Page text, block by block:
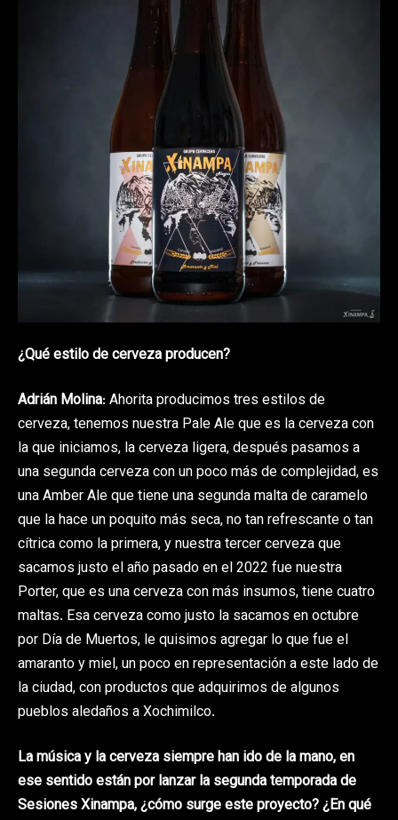
¿Qué estilo de cerveza producen?
Adrián Molina: Ahorita producimos tres estilos de
cerveza, tenemos nuestra Pale Ale que es la cerveza con
la que iniciamos, la cerveza ligera, después pasamos a
una segunda cerveza con un poco más de complejidad, es
una Amber Ale que tiene una segunda malta de caramelo
que la hace un poquito más seca, no tan refrescante o tan
cítrica como la primera, y nuestra tercer cerveza que
sacamos justo el año pasado en el 2022 fue nuestra
Porter, que es una cerveza con más insumos, tiene cuatro
maltas. Esa cerveza como justo la sacamos en octubre
por Día de Muertos, le quisimos agregar lo que fue el
amaranto y miel, un poco en representación a este lado de
la ciudad, con productos que adquirimos de algunos
pueblos aledaños a Xochimilco.
La música y la cerveza siempre han ido de la mano, en
ese sentido están por lanzar la segunda temporada de
Sesiones Xinampa, ¿cómo surge este proyecto? ¿En qué